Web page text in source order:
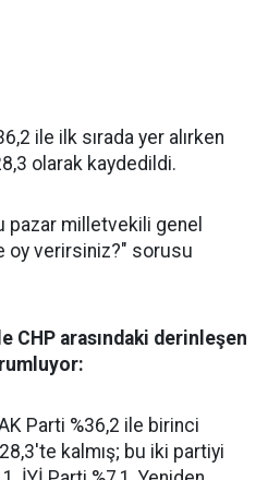
ile ilk sırada yer alırken
olarak kaydedildi.
pazar milletvekili genel
oy verirsiniz?" sorusu
CHP arasındaki derinleşen
Parti %36,2 ile birinci
kalmış; bu iki partiyi